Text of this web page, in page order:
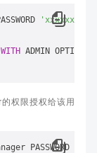
'xxxxxxxx'
WITH
权限授权给该用
PASSWORD